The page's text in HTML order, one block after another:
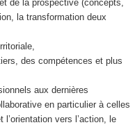
de la prospective (concepts,
la transformation deux
des compétences et plus
aux dernières
en particulier à celles
vers l’action, le